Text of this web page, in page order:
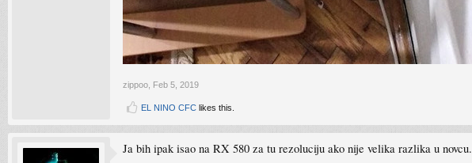
zippoo Feb 5, 2019
EL NINO CFC likes this.
Ja bih ipak isao na RX 580 za tu rezoluciju ako nije velika razlika u novcu.